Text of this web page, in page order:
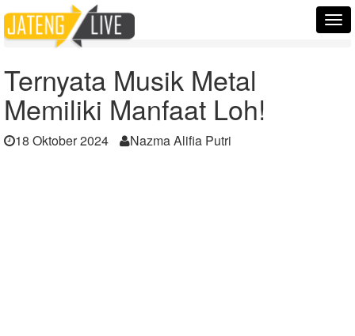
Home
Berita
Ternyata Musik Metal Memiliki Manfaat Loh!
Ternyata Musik Metal
Memiliki Manfaat Loh!
18 Oktober 2024 Nazma Alifia Putri